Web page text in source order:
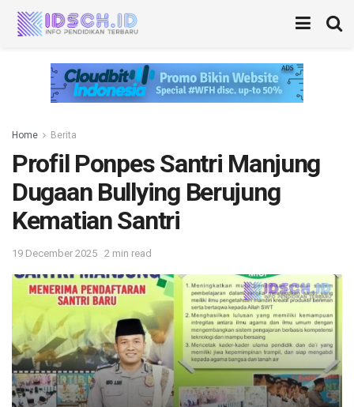
Home Berita
Profil Ponpes Santri Manjung
Dugaan Bullying Berujung
Kematian Santri
19 December 2025 2 min read